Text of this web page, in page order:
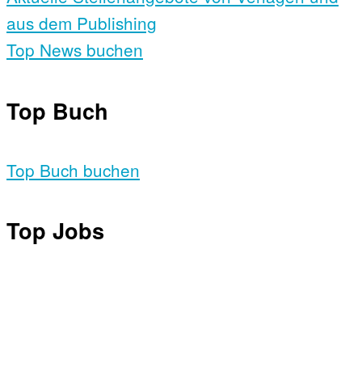
aus dem Publishing
Top News buchen
Top Buch
Top Buch buchen
Top Jobs